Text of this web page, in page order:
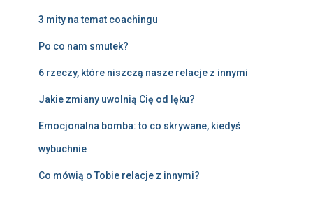
3 mity na temat coachingu
Po co nam smutek?
6 rzeczy, które niszczą nasze relacje z innymi
Jakie zmiany uwolnią Cię od lęku?
Emocjonalna bomba: to co skrywane, kiedyś
wybuchnie
Co mówią o Tobie relacje z innymi?